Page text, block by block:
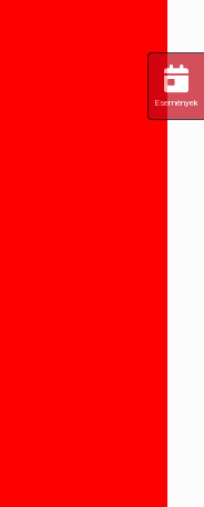
Események